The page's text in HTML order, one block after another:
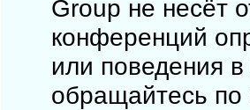
Group не несёт
конференций
или поведения
обращайтесь по